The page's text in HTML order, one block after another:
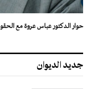
حوار الدكتور عباس عروة مع
جديد الديوان